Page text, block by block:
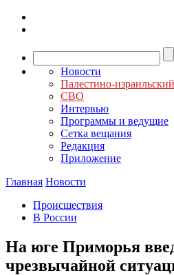
Новости
Палестино-
СВО
Интервью
Программы и ведущие
Сетка вещания
Редакция
Приложение
Главная Новости
Происшествия
В России
На юге Приморья
чрезвычайной